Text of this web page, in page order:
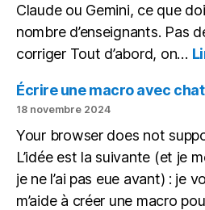
Claude ou Gemini, ce que
nombre d’enseignants. Pas
corriger Tout d’abord, on…
Écrire une macro avec
18 novembre 2024
Your browser does not
L’idée est la suivante (et je
je ne l’ai pas eue avant) : je
m’aide à créer une macro